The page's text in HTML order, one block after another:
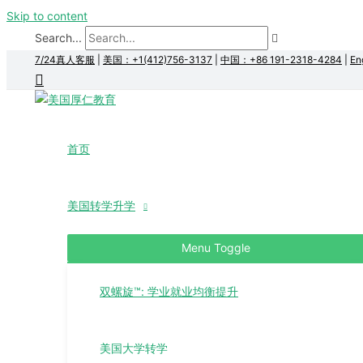
Skip to content
Search...
7/24真人客服 美国：+1(412)756-3137 中国：+86 191-2318-4284
首页
美国转学升学
Menu Toggle
双螺旋™: 学业就业均衡提升
美国大学转学